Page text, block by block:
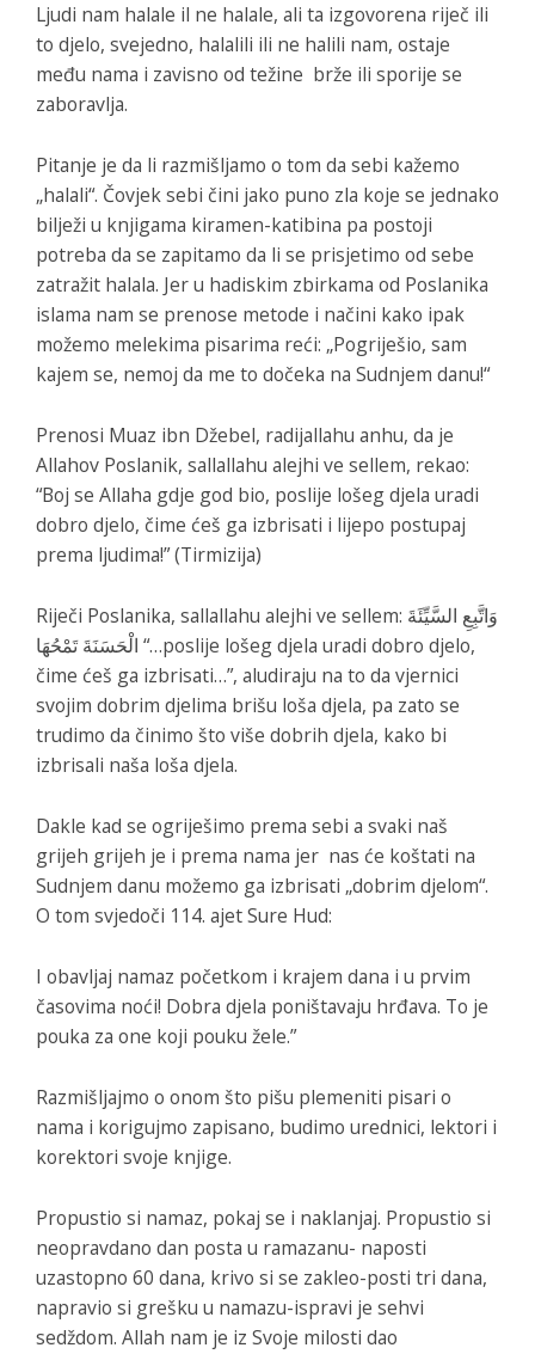
Ljudi nam halale il ne halale, ali ta izgovorena riječ ili
to djelo, svejedno, halalili ili ne halili nam, ostaje
među nama i zavisno od težine brže ili sporije se
zaboravlja.
Pitanje je da li razmišljamo o tom da sebi kažemo
„halali“. Čovjek sebi čini jako puno zla koje se jednako
bilježi u knjigama kiramen-katibina pa postoji
potreba da se zapitamo da li se prisjetimo od sebe
zatražit halala. Jer u hadiskim zbirkama od Poslanika
islama nam se prenose metode i načini kako ipak
možemo melekima pisarima reći: „Pogriješio, sam
kajem se, nemoj da me to dočeka na Sudnjem danu!“
Prenosi Muaz ibn Džebel, radijallahu anhu, da je
Allahov Poslanik, sallallahu alejhi ve sellem, rekao:
“Boj se Allaha gdje god bio, poslije lošeg djela uradi
dobro djelo, čime ćeš ga izbrisati i lijepo postupaj
prema ljudima!” (Tirmizija)
Riječi Poslanika, sallallahu alejhi ve sellem: وَاتَّبِعِ السَّيِّئَةَ
الْحَسَنَةَ تَمْحُهَا “…poslije lošeg djela uradi dobro djelo,
čime ćeš ga izbrisati…”, aludiraju na to da vjernici
svojim dobrim djelima brišu loša djela, pa zato se
trudimo da činimo što više dobrih djela, kako bi
izbrisali naša loša djela.
Dakle kad se ogriješimo prema sebi a svaki naš
grijeh grijeh je i prema nama jer nas će koštati na
Sudnjem danu možemo ga izbrisati „dobrim djelom“.
O tom svjedoči 114. ajet Sure Hud:
I obavljaj namaz početkom i krajem dana i u prvim
časovima noći! Dobra djela poništavaju hrđava. To je
pouka za one koji pouku žele.”
Razmišljajmo o onom što pišu plemeniti pisari o
nama i korigujmo zapisano, budimo urednici, lektori i
korektori svoje knjige.
Propustio si namaz, pokaj se i naklanjaj. Propustio si
neopravdano dan posta u ramazanu- naposti
uzastopno 60 dana, krivo si se zakleo-posti tri dana,
napravio si grešku u namazu-ispravi je sehvi
sedždom. Allah nam je iz Svoje milosti dao